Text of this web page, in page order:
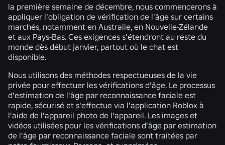
la première semaine de décembre, nous commencerons à
appliquer l'obligation de vérification de l'âge sur certains
marchés, notamment en Australie, en Nouvelle-Zélande
et aux Pays-Bas. Ces exigences s'étendront au reste du
monde dès début janvier, partout où le chat est
disponible.
Nous utilisons des méthodes respectueuses de la vie
privée pour effectuer les vérifications d'âge. Le processus
d'estimation de l'âge par reconnaissance faciale est
rapide, sécurisé et s'effectue via l'application Roblox à
l'aide de l'appareil photo de l'appareil. Les images et
vidéos utilisées pour les vérifications d'âge par estimation
de l'âge par reconnaissance faciale sont traitées par